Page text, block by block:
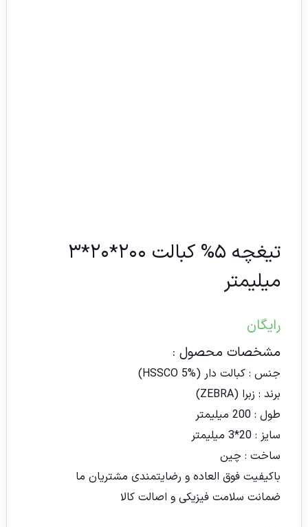
تیغچه ۵% کبالت ۲۰۰*۲۰*۳
میلیمتر
رایگان
مشخصات محصول :
جنس : کبالت دار (HSSCO 5%)
برند : زبرا (ZEBRA)
طول : 200 میلیمتر
سایز : 20*3 میلیمتر
ساخت : چین
باکیفیت فوق العاده و رضایتمندی مشتریان ما
ضمانت سلامت فیزیکی و اصالت کالا